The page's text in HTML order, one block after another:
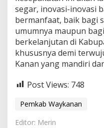
segar, inovasi-inovasi
bermanfaat, baik bagi
umumnya maupun
berkelanjutan di
khususnya demi
Kanan yang mandiri
Post Views: 748
Pemkab Waykanan
Editor: Merin